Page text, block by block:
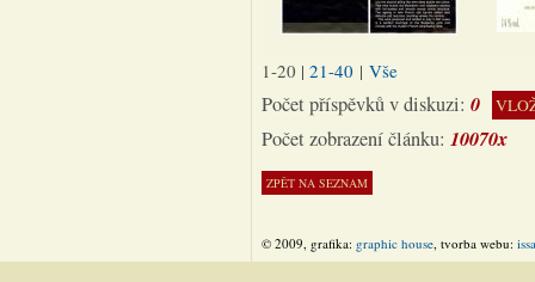
1-20 | 21-40 | Vše
Počet příspěvků v diskuzi: 0
Počet zobrazení článku: 10070x
© 2009, grafika: graphic house, tvorba webu: